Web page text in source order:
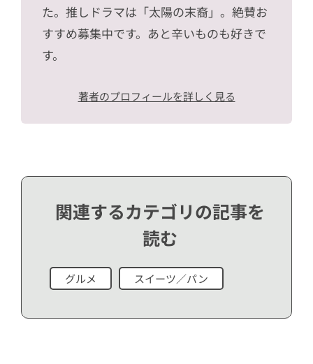
た。推しドラマは「太陽の末裔」。絶賛お
すすめ募集中です。あと辛いものも好きで
す。
著者のプロフィールを詳しく見る
関連するカテゴリの記事を
読む
グルメ スイーツ／パン